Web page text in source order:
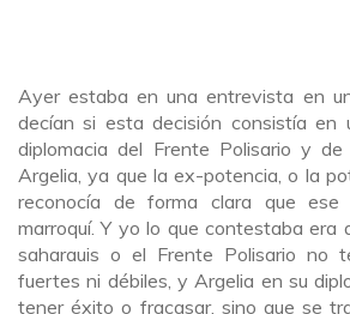
Ayer estaba en una entrevista en
decían si esta decisión consistía en
diplomacia del Frente Polisario y de
Argelia, ya que la ex-potencia, o la
reconocía de forma clara que ese
marroquí. Y yo lo que contestaba era
saharauis o el Frente Polisario no
fuertes ni débiles, y Argelia en su
tener éxito o fracasar, sino que se